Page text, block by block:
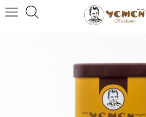
Anasayfa Merin Kahvesi 450 GR